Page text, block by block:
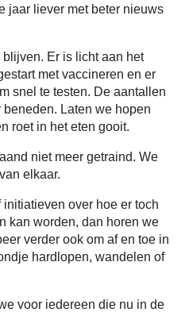
jaar liever met beter nieuws
Er is licht aan het
met vaccineren en er
snel te testen. De aantallen
Laten we hopen
roet in het eten gooit.
niet meer getraind. We
elkaar.
over hoe er toch
kan worden, dan horen we
verder ook om af en toe in
hardlopen, wandelen of
voor iedereen die nu in de